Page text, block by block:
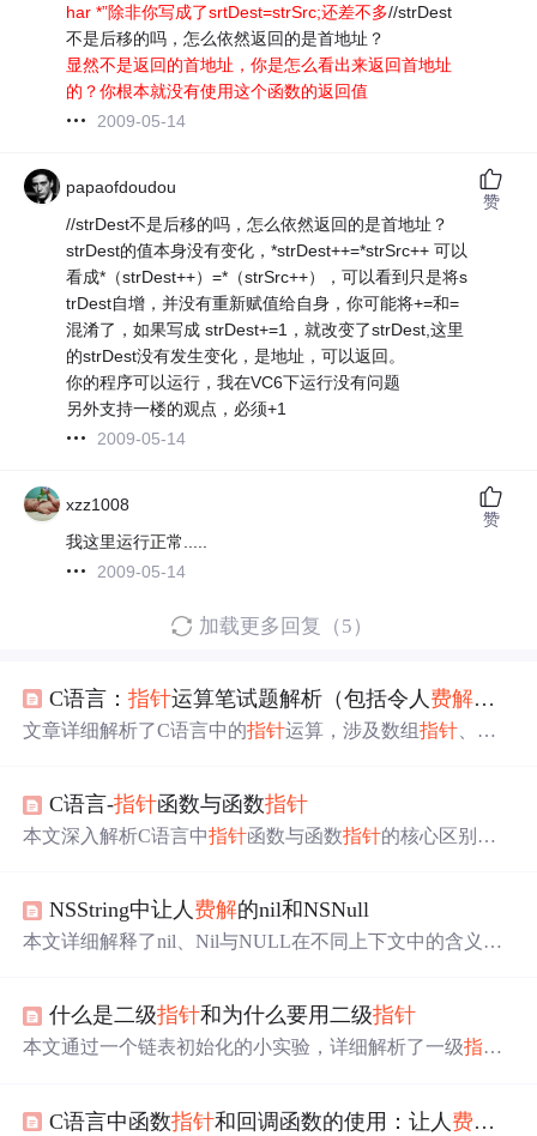
har *”除非你写成了srtDest=strSrc;还差不多//strDest
不是后移的吗，怎么依然返回的是首地址？
显然不是返回的首地址，你是怎么看出来返回首地址
的？你根本就没有使用这个函数的返回值
2009-05-14
papaofdoudou
//strDest不是后移的吗，怎么依然返回的是首地址？
strDest的值本身没有变化，*strDest++=*strSrc++ 可以
看成*（strDest++）=*（strSrc++），可以看到只是将s
trDest自增，并没有重新赋值给自身，你可能将+=和=
混淆了，如果写成 strDest+=1，就改变了strDest,这里
的strDest没有发生变化，是地址，可以返回。
你的程序可以运行，我在VC6下运行没有问题
另外支持一楼的观点，必须+1
2009-05-14
赞
xzz1008
我这里运行正常.....
2009-05-14
赞
加载更多回复（5）
C语言：指针运算笔试题解析（包括令人 费解的
文章详细解析了C语言中的指针运算，涉及数组指针 、结
C语言-指针函数与函数指针
本文深入解析C语言中指针函数与函数指针的核心区别：
r)()'。文中通过语法特征（括号位置）、定义本质、调用方
式及典型示例进行对比，并简要介绍二级指针和指向 指针
NSString中让人 费解的nil和NSNull
本文详细解释了nil、Nil与NULL在不同上下文中的含义，
什么是二级指针和为什么要用二级指针
本文通过一个链表初始化的小实验，详细解析了一级指针
C语言中函数指针和回调函数的使用：让人 费解